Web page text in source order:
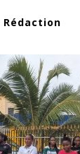
Rédaction